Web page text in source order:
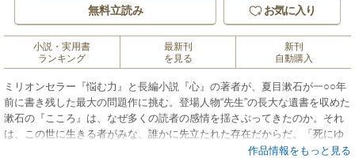
無料立読み お気に入り
小説・実用書
ランキング
最新刊
を見る
新刊
自動購入
ミリオンセラー『悩む力』と長編小説『心』の著者が、夏目漱石が一○○年
前に書き残した最大の問題作に挑む。登場人物“先生”の長大な遺書を収めた
漱石の『こころ』は、なぜ多くの読者の感情を揺さぶってきたのか。それ
は、この世に生きる者がみな、誰かに先立たれた存在だからだ。「死にゆ
く人々は、みんな先生」という認識から見えてくるものとは？漱石『ここ
作品情報をもっと見る